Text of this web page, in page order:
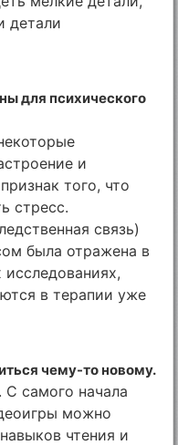
детали
для психического
и
того, что
стресс.
связь)
была отражена в
в терапии уже
чему-то новому.
С самого начала
можно
чтения и